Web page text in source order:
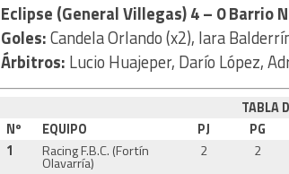
Eclipse (GeneralVillegas) 4 – 0 Barrio
Goles:Candela Orlando (x2), Iara
Árbitros: Lucio Huajeper, Darío López,
TABLA
Nº
EQUIPO PJ PG
1
Racing F.B.C. (Fortín
Olavarría)
2 2